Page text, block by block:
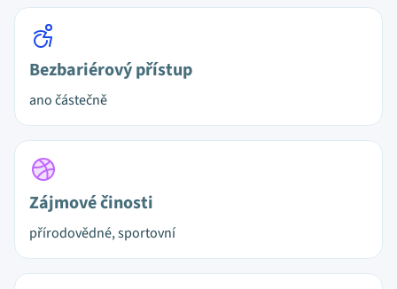
Bezbariérový přístup
ano částečně
Zájmové činosti
přírodovědné, sportovní